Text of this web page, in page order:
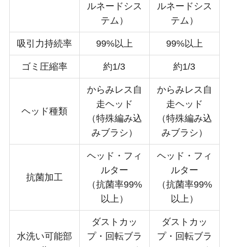
ルネードシス
テム）
ルネードシス
テム）
吸引力持続率 99%以上 99%以上
ゴミ圧縮率 約1/3 約1/3
ヘッド種類
からみレス自
走ヘッド
（特殊編み込
みブラシ）
からみレス自
走ヘッド
（特殊編み込
みブラシ）
抗菌加工
ヘッド・フィ
ルター
（抗菌率99%
以上）
ヘッド・フィ
ルター
（抗菌率99%
以上）
水洗い可能部
ダストカッ
プ・回転ブラ
ダストカッ
プ・回転ブラ